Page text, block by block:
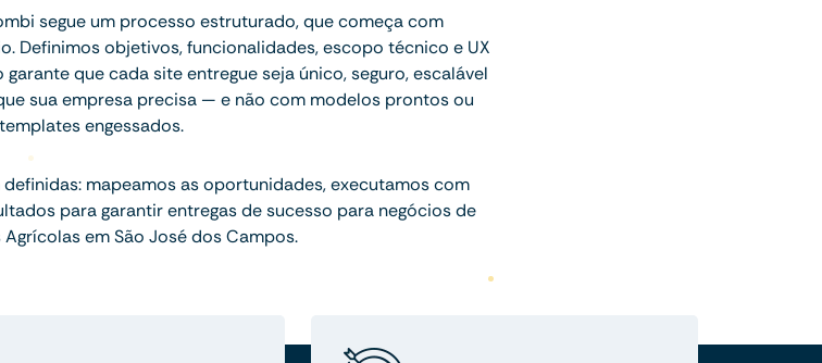
segue um processo estruturado, que começa com
Definimos objetivos, funcionalidades, escopo técnico e UX
que cada site entregue seja único, seguro, escalável
sua empresa precisa — e não com modelos prontos ou
templates engessados.
mapeamos as oportunidades, executamos com
para garantir entregas de sucesso para negócios de
em São José dos Campos.